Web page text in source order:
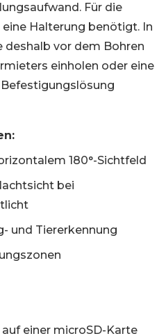
Für die
Halterung benötigt. In
vor dem Bohren
einholen oder eine
180°-Sichtfeld
bei
und Tiererkennung
einer microSD-Karte